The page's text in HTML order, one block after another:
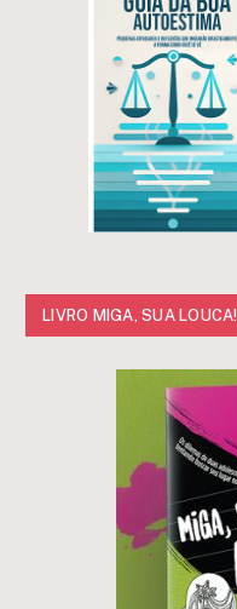
LIVRO MIGA, SUA LOUCA!